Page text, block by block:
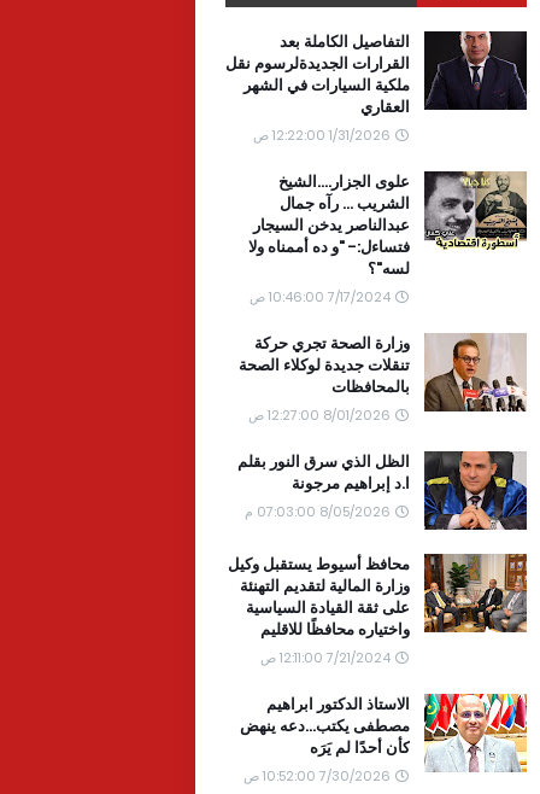
التفاصيل الكاملة بعد
القرارات الجديدةلرسوم نقل
ملكية السيارات في الشهر
العقاري
1/31/2026 12:22:00 ص
علوى الجزار....الشيخ
الشريب ... رآه جمال
عبدالناصر يدخن السيجار
فتساءل:- "و ده أممناه ولا
لسه"؟
7/17/2024 10:46:00 ص
وزارة الصحة تجري حركة
تنقلات جديدة لوكلاء الصحة
بالمحافظات
8/01/2026 12:27:00 ص
الظل الذي سرق النور بقلم
ا.د إبراهيم مرجونة
8/05/2026 07:03:00 م
محافظ أسيوط يستقبل وكيل
وزارة المالية لتقديم التهنئة
على ثقة القيادة السياسية
واختياره محافظًا للاقليم
7/21/2024 12:11:00 ص
الاستاذ الدكتور ابراهيم
مصطفى يكتب...دعه ينهض
كأن أحدًا لم يَرَه
7/30/2026 10:52:00 ص